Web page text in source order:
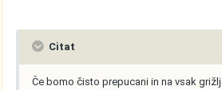
Citat
Če bomo čisto prepucani in na vsak